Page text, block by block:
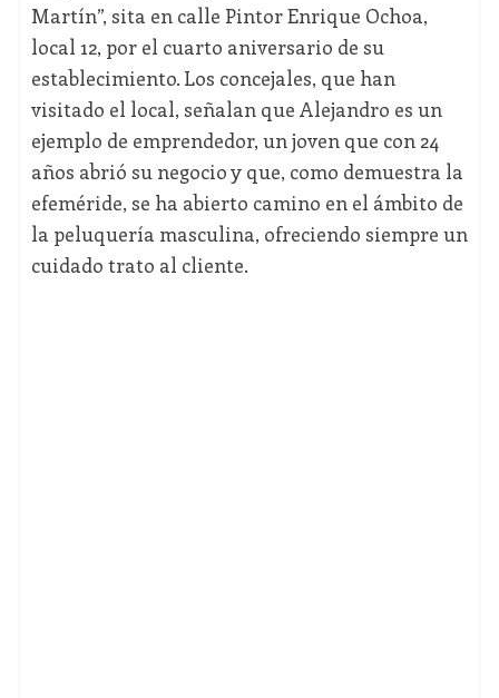
Martín”, sita en calle Pintor Enrique Ochoa,
local 12, por el cuarto aniversario de su
establecimiento. Los concejales, que han
visitado el local, señalan que Alejandro es un
ejemplo de emprendedor, un joven que con 24
años abrió su negocio y que, como demuestra la
efeméride, se ha abierto camino en el ámbito de
la peluquería masculina, ofreciendo siempre un
cuidado trato al cliente.